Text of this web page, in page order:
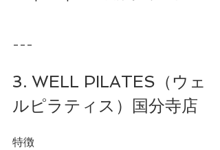
---
3. WELL PILATES（ウェ
ルピラティス）国分寺店
特徴